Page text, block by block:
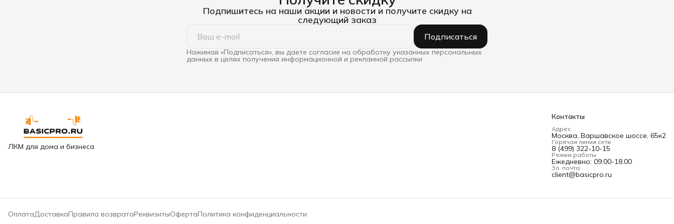
Подпишитесь на наши акции и новости и получите скидку на
следующий заказ
Подписаться
Нажимая «Подписаться», вы даете согласие на обработку указанных персональных
данных в целях получения информационной и рекламной рассылки
ЛКМ для дома и бизнеса
Контакты
Адрес
Москва, Варшавское шоссе, 65к2
Горячая линия сети
8 (499) 322-10-15
Режим работы
Ежедневно: 09.00-18.00
Эл. почта
client@basicpro.ru
ОплатаДоставкаПравила возвратаРеквизитыОфертаПолитика конфиденциальности